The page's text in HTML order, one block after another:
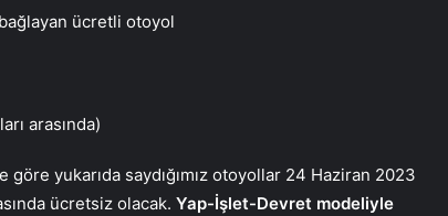
ücretli otoyol
arasında)
göre yukarıda saydığımız otoyollar 24 Haziran 2023
ücretsiz olacak. Yap-İşlet-Devret modeliyle